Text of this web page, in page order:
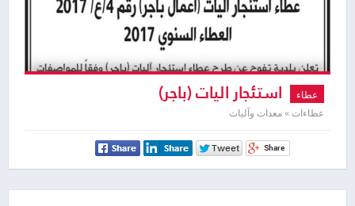
عطاء استئجار اليات (باجر)
عطاءات » معدات وآليات